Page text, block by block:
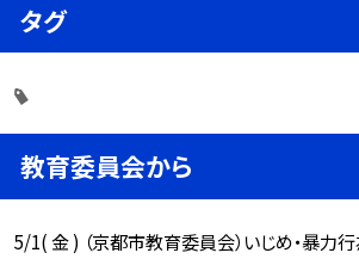
タグ
教育委員会から
5/1( 金 ) （京都市教育委員会）いじめ・暴力